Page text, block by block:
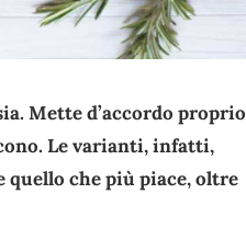
Mette d’accordo proprio
Le varianti, infatti,
quello che più piace, oltre